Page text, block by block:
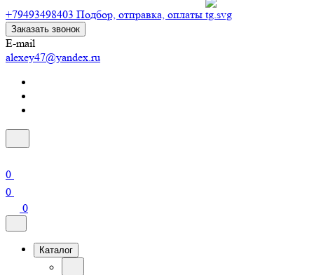
+79493498403 Подбор, отправка, оплаты
Заказать звонок
E-mail
alexey47@yandex.ru
0
0
0
Каталог